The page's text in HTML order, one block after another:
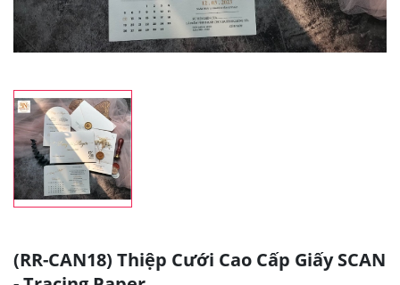
(RR-CAN18) Thiệp Cưới Cao Cấp Giấy SCAN